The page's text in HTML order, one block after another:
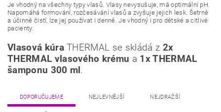
Je vhodný na všechny typy vlasů. Vlasy nevysušuje, má optimální pH.
Napomáhá formování, rozčesávání vlasů a zvyšuje jejich lesk. Šetrně
a účinně čistí, lze jej používat i denně. Je vhodný i pro dětské a citlivé
pacienty.
Vlasová kúraTHERMAL se skládá z 2x
THERMAL vlasového krému a 1x THERMAL
šamponu 300 ml .
DOPORUČUJEME NEJLEVNĚJŠÍ NEJDRAŽŠÍ